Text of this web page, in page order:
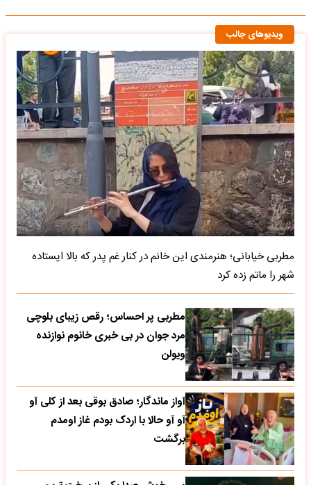
ویدیوهای جالب
مطربی خیابانی؛ هنرمندی این خانم در کنار غم پدر که بالا ایستاده
شهر را ماتم زده کرد
مطربی پر احساس؛ رقص زیبای بلوچی
مرد جوان در بی خبری خانوم نوازنده
ویولن
آواز ماندگار؛ صادق بوقی بعد از کلی آو
آو آو حالا با اردک بودم غاز اومدم
برگشت